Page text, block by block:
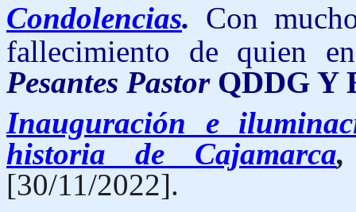
Condolencias. Con
fallecimiento de quien
Pesantes Pastor QDDG Y
Inauguración e
historia de Cajamarca,
[30/11/2022].